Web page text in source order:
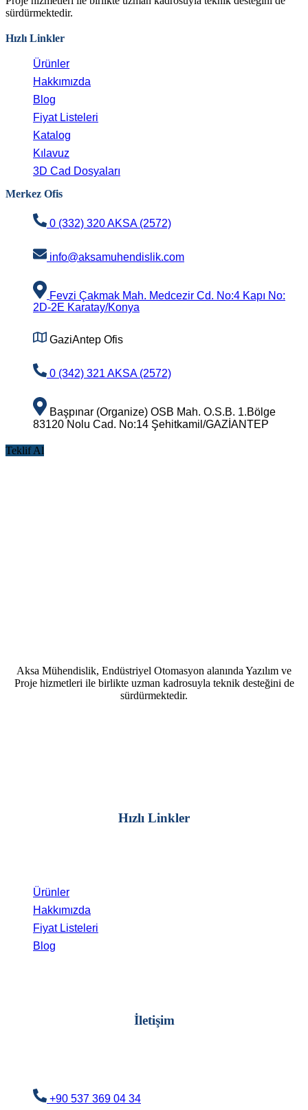
sürdürmektedir.
Hızlı Linkler
Ürünler
Hakkımızda
Blog
Fiyat Listeleri
Katalog
Kılavuz
3D Cad Dosyaları
Merkez Ofis
0 (332) 320 AKSA (2572)
info@aksamuhendislik.com
Fevzi Çakmak Mah. Medcezir Cd. No:4 Kapı No:
2D-2E Karatay/Konya
GaziAntep Ofis
0 (342) 321 AKSA (2572)
Başpınar (Organize) OSB Mah. O.S.B. 1.Bölge
83120 Nolu Cad. No:14 Şehitkamil/GAZİANTEP
Teklif Al
Aksa Mühendislik, Endüstriyel Otomasyon alanında Yazılım ve
Proje hizmetleri ile birlikte uzman kadrosuyla teknik desteğini de
sürdürmektedir.
Hızlı Linkler
Ürünler
Hakkımızda
Fiyat Listeleri
Blog
İletişim
+90 537 369 04 34